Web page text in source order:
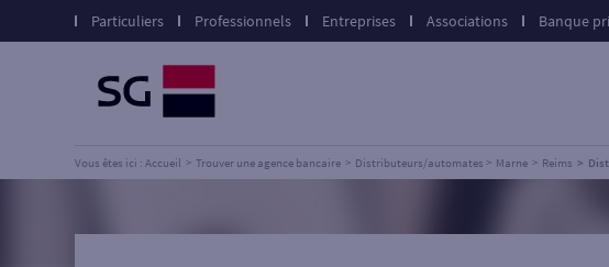
Particuliers Professionnels Entreprises Associations Banque
Vous êtes ici : Accueil Trouver une agence bancaire Distributeurs/automates Marne Reims